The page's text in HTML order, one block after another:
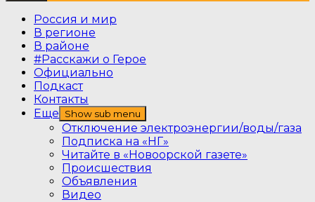
Россия и мир
В регионе
В районе
#Расскажи о Герое
Официально
Подкаст
Контакты
Еще
Show sub menu
Отключение электроэнергии/воды/газа
Подписка на «НГ»
Читайте в «Новоорской газете»
Происшествия
Объявления
Видео